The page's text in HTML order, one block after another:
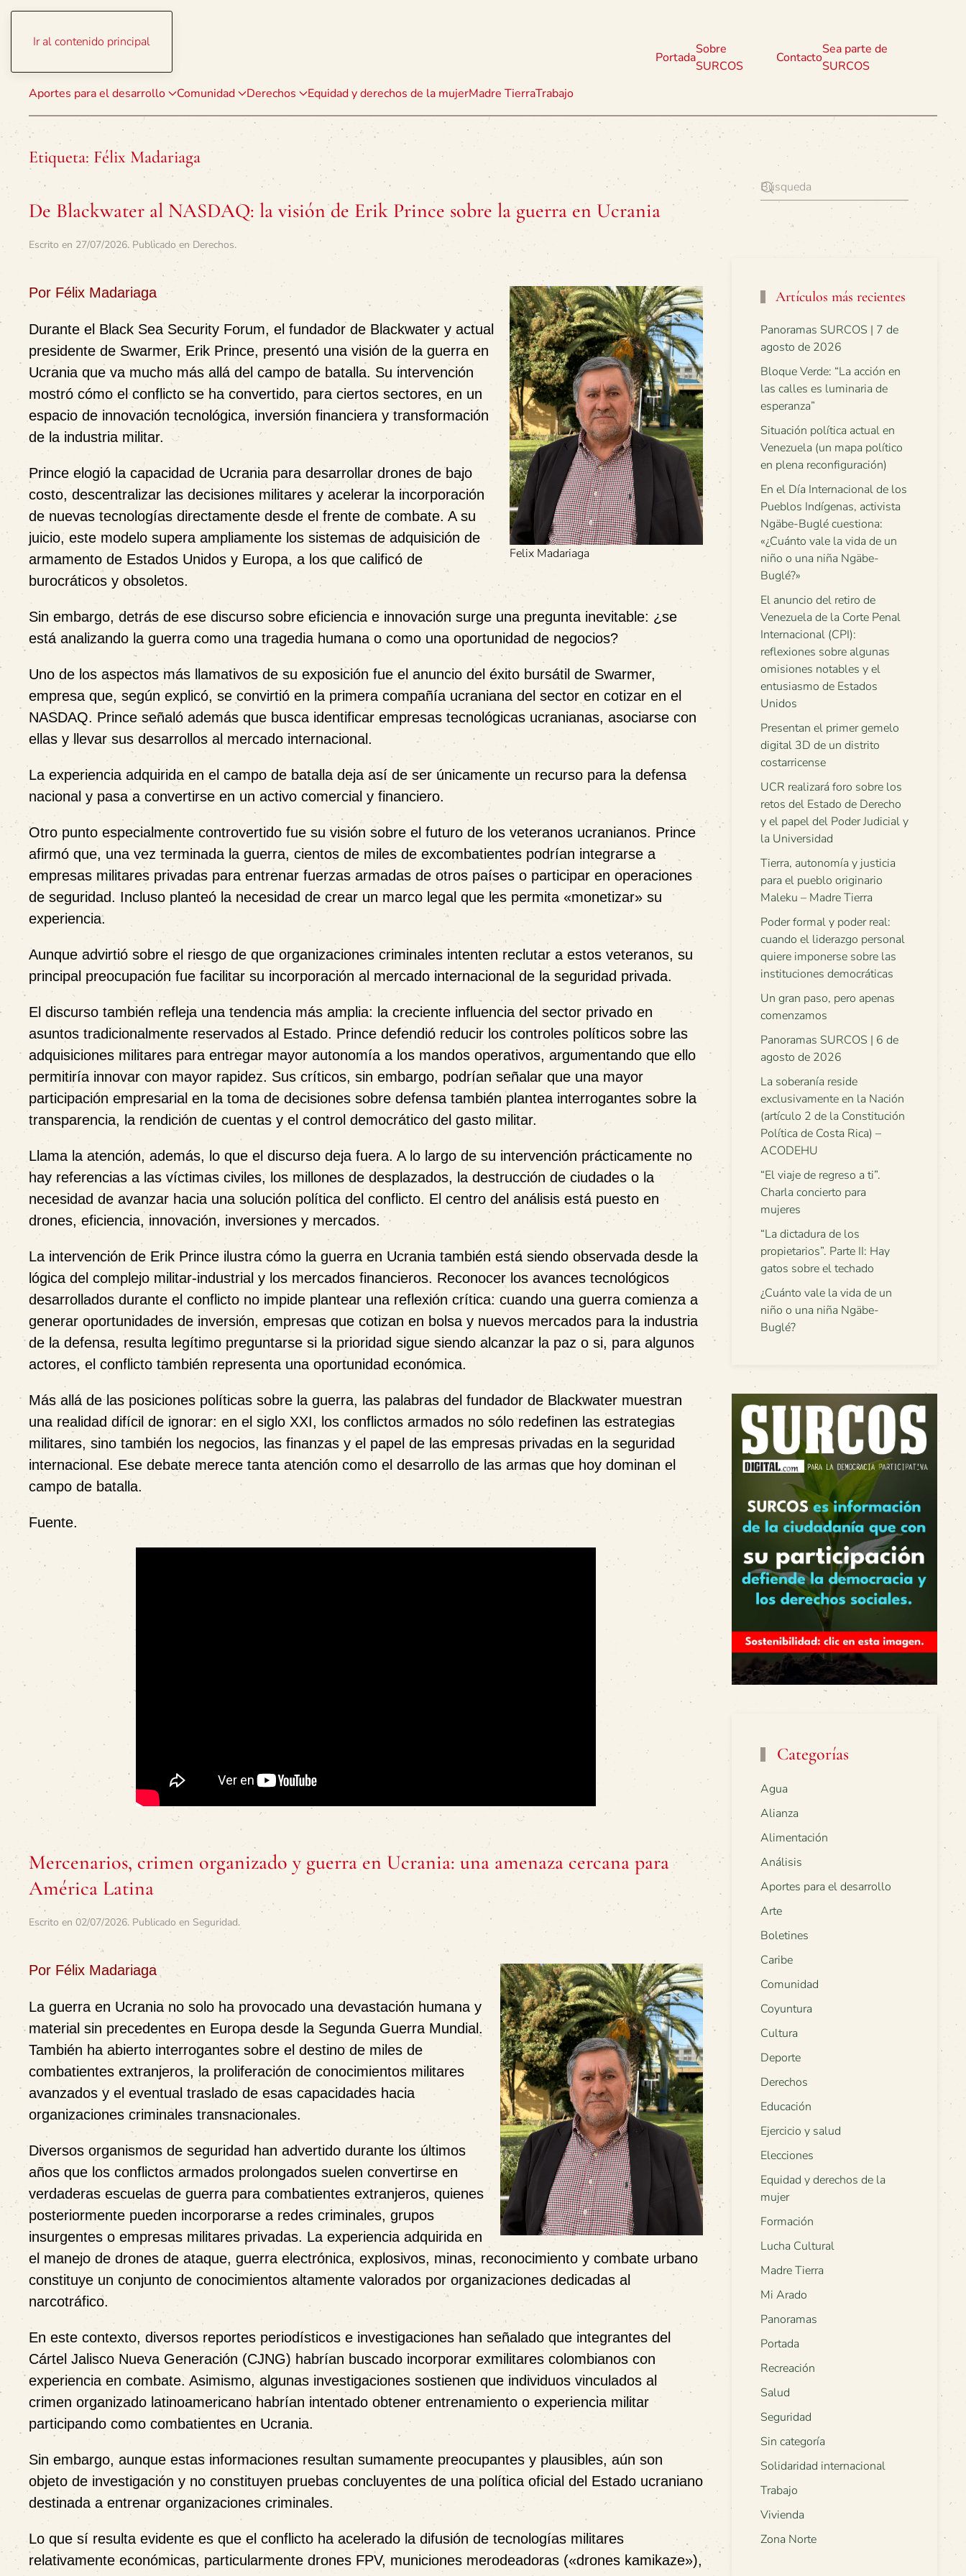
Ir al contenido principal
Aportes para el desarrollo Comunidad Derechos Equidad y derechos de la mujerMadre TierraTrabajo
Portada
Sobre
SURCOS
Contacto
Sea parte de
SURCOS
Etiqueta: Félix Madariaga
De Blackwater al NASDAQ: la visión de Erik Prince sobre la guerra en Ucrania
Escrito en 27/07/2026. Publicado en Derechos.
Felix Madariaga
Por Félix Madariaga
Durante el Black Sea Security Forum, el fundador de Blackwater y actual
presidente de Swarmer, Erik Prince, presentó una visión de la guerra en
Ucrania que va mucho más allá del campo de batalla. Su intervención
mostró cómo el conflicto se ha convertido, para ciertos sectores, en un
espacio de innovación tecnológica, inversión financiera y transformación
de la industria militar.
Prince elogió la capacidad de Ucrania para desarrollar drones de bajo
costo, descentralizar las decisiones militares y acelerar la incorporación
de nuevas tecnologías directamente desde el frente de combate. A su
juicio, este modelo supera ampliamente los sistemas de adquisición de
armamento de Estados Unidos y Europa, a los que calificó de
burocráticos y obsoletos.
Sin embargo, detrás de ese discurso sobre eficiencia e innovación surge una pregunta inevitable: ¿se
está analizando la guerra como una tragedia humana o como una oportunidad de negocios?
Uno de los aspectos más llamativos de su exposición fue el anuncio del éxito bursátil de Swarmer,
empresa que, según explicó, se convirtió en la primera compañía ucraniana del sector en cotizar en el
NASDAQ. Prince señaló además que busca identificar empresas tecnológicas ucranianas, asociarse con
ellas y llevar sus desarrollos al mercado internacional.
La experiencia adquirida en el campo de batalla deja así de ser únicamente un recurso para la defensa
nacional y pasa a convertirse en un activo comercial y financiero.
Otro punto especialmente controvertido fue su visión sobre el futuro de los veteranos ucranianos. Prince
afirmó que, una vez terminada la guerra, cientos de miles de excombatientes podrían integrarse a
empresas militares privadas para entrenar fuerzas armadas de otros países o participar en operaciones
de seguridad. Incluso planteó la necesidad de crear un marco legal que les permita «monetizar» su
experiencia.
Aunque advirtió sobre el riesgo de que organizaciones criminales intenten reclutar a estos veteranos, su
principal preocupación fue facilitar su incorporación al mercado internacional de la seguridad privada.
El discurso también refleja una tendencia más amplia: la creciente influencia del sector privado en
asuntos tradicionalmente reservados al Estado. Prince defendió reducir los controles políticos sobre las
adquisiciones militares para entregar mayor autonomía a los mandos operativos, argumentando que ello
permitiría innovar con mayor rapidez. Sus críticos, sin embargo, podrían señalar que una mayor
participación empresarial en la toma de decisiones sobre defensa también plantea interrogantes sobre la
transparencia, la rendición de cuentas y el control democrático del gasto militar.
Llama la atención, además, lo que el discurso deja fuera. A lo largo de su intervención prácticamente no
hay referencias a las víctimas civiles, los millones de desplazados, la destrucción de ciudades o la
necesidad de avanzar hacia una solución política del conflicto. El centro del análisis está puesto en
drones, eficiencia, innovación, inversiones y mercados.
La intervención de Erik Prince ilustra cómo la guerra en Ucrania también está siendo observada desde la
lógica del complejo militar-industrial y los mercados financieros. Reconocer los avances tecnológicos
desarrollados durante el conflicto no impide plantear una reflexión crítica: cuando una guerra comienza a
generar oportunidades de inversión, empresas que cotizan en bolsa y nuevos mercados para la industria
de la defensa, resulta legítimo preguntarse si la prioridad sigue siendo alcanzar la paz o si, para algunos
actores, el conflicto también representa una oportunidad económica.
Más allá de las posiciones políticas sobre la guerra, las palabras del fundador de Blackwater muestran
una realidad difícil de ignorar: en el siglo XXI, los conflictos armados no sólo redefinen las estrategias
militares, sino también los negocios, las finanzas y el papel de las empresas privadas en la seguridad
internacional. Ese debate merece tanta atención como el desarrollo de las armas que hoy dominan el
campo de batalla.
Fuente.
Mercenarios, crimen organizado y guerra en Ucrania: una amenaza cercana para
América Latina
Escrito en 02/07/2026. Publicado en Seguridad.
Por Félix Madariaga
La guerra en Ucrania no solo ha provocado una devastación humana y
material sin precedentes en Europa desde la Segunda Guerra Mundial.
También ha abierto interrogantes sobre el destino de miles de
combatientes extranjeros, la proliferación de conocimientos militares
avanzados y el eventual traslado de esas capacidades hacia
organizaciones criminales transnacionales.
Diversos organismos de seguridad han advertido durante los últimos
años que los conflictos armados prolongados suelen convertirse en
verdaderas escuelas de guerra para combatientes extranjeros, quienes
posteriormente pueden incorporarse a redes criminales, grupos
insurgentes o empresas militares privadas. La experiencia adquirida en
el manejo de drones de ataque, guerra electrónica, explosivos, minas, reconocimiento y combate urbano
constituye un conjunto de conocimientos altamente valorados por organizaciones dedicadas al
narcotráfico.
En este contexto, diversos reportes periodísticos e investigaciones han señalado que integrantes del
Cártel Jalisco Nueva Generación (CJNG) habrían buscado incorporar exmilitares colombianos con
experiencia en combate. Asimismo, algunas investigaciones sostienen que individuos vinculados al
crimen organizado latinoamericano habrían intentado obtener entrenamiento o experiencia militar
participando como combatientes en Ucrania.
Sin embargo, aunque estas informaciones resultan sumamente preocupantes y plausibles, aún son
objeto de investigación y no constituyen pruebas concluyentes de una política oficial del Estado ucraniano
destinada a entrenar organizaciones criminales.
Lo que sí resulta evidente es que el conflicto ha acelerado la difusión de tecnologías militares
relativamente económicas, particularmente drones FPV, municiones merodeadoras («drones kamikaze»),
Artículos más recientes
Panoramas SURCOS | 7 de
agosto de 2026
Bloque Verde: “La acción en
las calles es luminaria de
esperanza”
Situación política actual en
Venezuela (un mapa político
en plena reconfiguración)
En el Día Internacional de los
Pueblos Indígenas, activista
Ngäbe-Buglé cuestiona:
«¿Cuánto vale la vida de un
niño o una niña Ngäbe-
Buglé?»
El anuncio del retiro de
Venezuela de la Corte Penal
Internacional (CPI):
reflexiones sobre algunas
omisiones notables y el
entusiasmo de Estados
Unidos
Presentan el primer gemelo
digital 3D de un distrito
costarricense
UCR realizará foro sobre los
retos del Estado de Derecho
y el papel del Poder Judicial y
la Universidad
Tierra, autonomía y justicia
para el pueblo originario
Maleku – Madre Tierra
Poder formal y poder real:
cuando el liderazgo personal
quiere imponerse sobre las
instituciones democráticas
Un gran paso, pero apenas
comenzamos
Panoramas SURCOS | 6 de
agosto de 2026
La soberanía reside
exclusivamente en la Nación
(artículo 2 de la Constitución
Política de Costa Rica) –
ACODEHU
“El viaje de regreso a ti”.
Charla concierto para
mujeres
“La dictadura de los
propietarios”. Parte II: Hay
gatos sobre el techado
¿Cuánto vale la vida de un
niño o una niña Ngäbe-
Buglé?
Categorías
Agua
Alianza
Alimentación
Análisis
Aportes para el desarrollo
Arte
Boletines
Caribe
Comunidad
Coyuntura
Cultura
Deporte
Derechos
Educación
Ejercicio y salud
Elecciones
Equidad y derechos de la
mujer
Formación
Lucha Cultural
Madre Tierra
Mi Arado
Panoramas
Portada
Recreación
Salud
Seguridad
Sin categoría
Solidaridad internacional
Trabajo
Vivienda
Zona Norte